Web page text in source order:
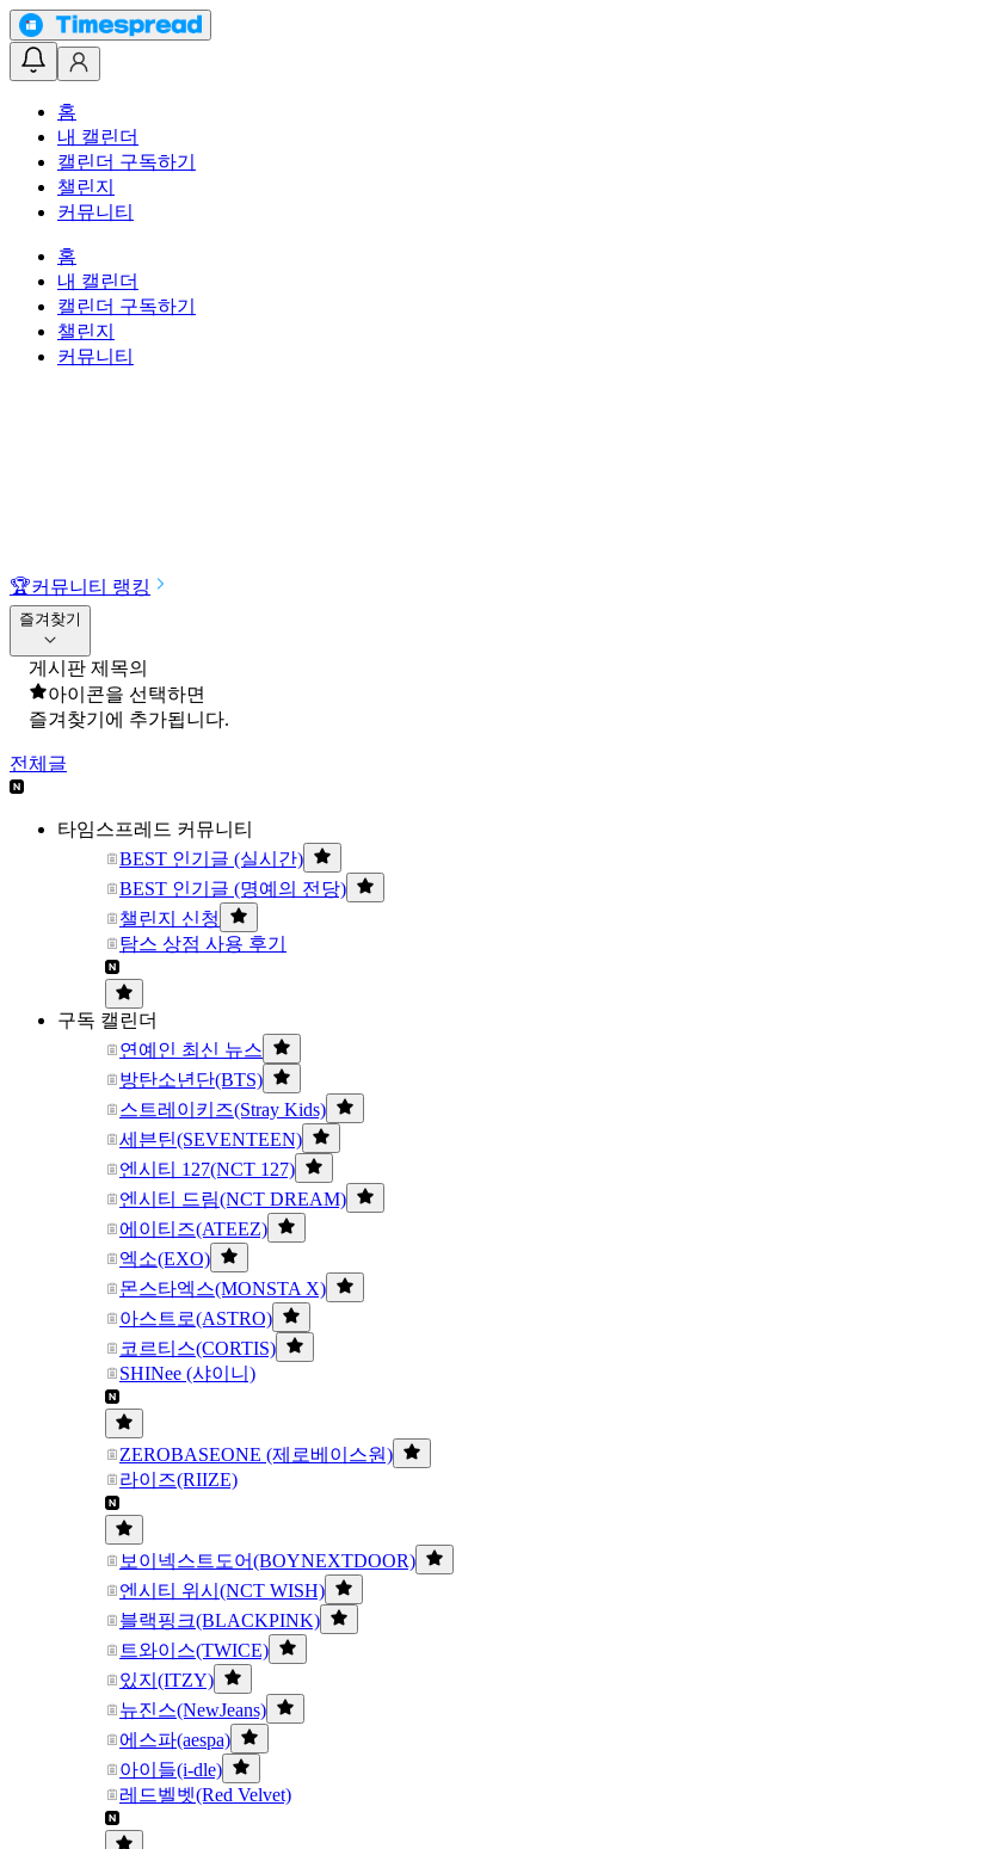
홈
내 캘린더
캘린더 구독하기
챌린지
커뮤니티
홈
내 캘린더
캘린더 구독하기
챌린지
커뮤니티
🏆커뮤니티 랭킹
즐겨찾기
게시판 제목의
아이콘을 선택하면
즐겨찾기에 추가됩니다.
전체글
타임스프레드 커뮤니티
BEST 인기글 (실시간)
BEST 인기글 (명예의 전당)
챌린지 신청
탐스 상점 사용 후기
구독 캘린더
연예인 최신 뉴스
방탄소년단(BTS)
스트레이키즈(Stray Kids)
세븐틴(SEVENTEEN)
엔시티 127(NCT 127)
엔시티 드림(NCT DREAM)
에이티즈(ATEEZ)
엑소(EXO)
몬스타엑스(MONSTA X)
아스트로(ASTRO)
코르티스(CORTIS)
SHINee (샤이니)
ZEROBASEONE (제로베이스원)
라이즈(RIIZE)
보이넥스트도어(BOYNEXTDOOR)
엔시티 위시(NCT WISH)
블랙핑크(BLACKPINK)
트와이스(TWICE)
있지(ITZY)
뉴진스(NewJeans)
에스파(aespa)
아이들(i-dle)
레드벨벳(Red Velvet)